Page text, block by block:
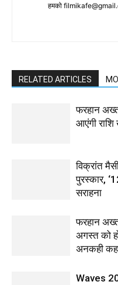
हमको
RELATED ARTICLES
फरहान
आएंगी राशि
विक्रांत
पुरस्कार,
सराहना
फरहान
अगस्त को
अनकही
Waves